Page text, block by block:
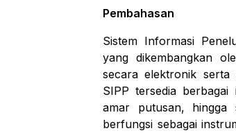
Pembahasan
Sistem Informasi
yang dikembangkan
secara elektronik serta
SIPP tersedia
amar putusan, hingga
berfungsi sebagai